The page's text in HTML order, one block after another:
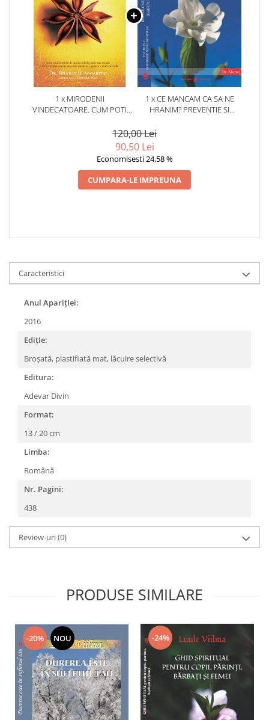
1 x MIRODENII
VINDECATOARE. CUM POTI
OBISNUITE SAU EXOTICE
PENTRU A-TI INBUNATATI
STAREA DE SANATATE SI
PENTRU A VINDECA
BOLILE.DR. BHARAT B.
AGGARWAL
1 x CE MANCAM CA SA NE
HRANIM? PREVENTIE SI
CARDIOVASCULARE SI IN
120,00 Lei
90,50 Lei
Economisesti 24,58 %
CUMPARA-LE IMPREUNA
Caracteristici
Anul AparițIei:
2016
EdițIe:
Broșată, plastifiată mat, lăcuire selectivă
Editura:
Adevar Divin
Format:
13 / 20 cm
Limba:
Română
Nr. Pagini:
438
Review-uri(0)
PRODUSE SIMILARE
-20% NOU -24%